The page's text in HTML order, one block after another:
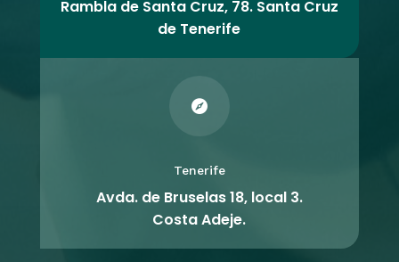
Rambla de Santa Cruz, 78. Santa Cruz
de Tenerife

Tenerife
Avda. de Bruselas 18, local 3.
Costa Adeje.